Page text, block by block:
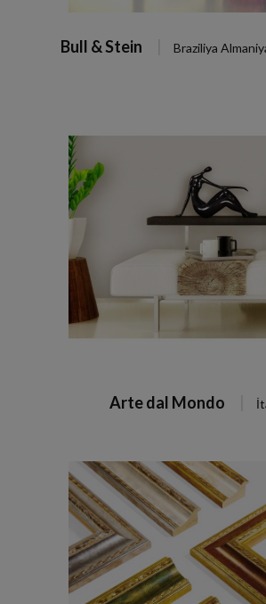
Bull & Stein Braziliya
Arte dal Mondo